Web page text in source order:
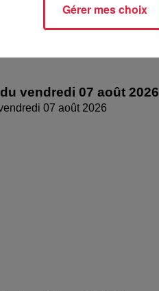
vendredi 07 août 2026
07 août 2026
Gérer mes choix